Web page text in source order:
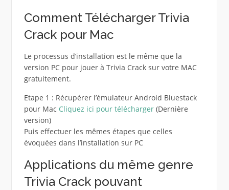
Comment Télécharger Trivia
Crack pour Mac
Le processus d’installation est le même que la
version PC pour jouer à Trivia Crack sur votre MAC
gratuitement.
Etape 1 : Récupérer l’émulateur Android Bluestack
pour Mac Cliquez ici pour télécharger(Dernière
version)
Puis effectuer les mêmes étapes que celles
évoquées dans l’installation sur PC
Applications du même genre
Trivia Crack pouvant